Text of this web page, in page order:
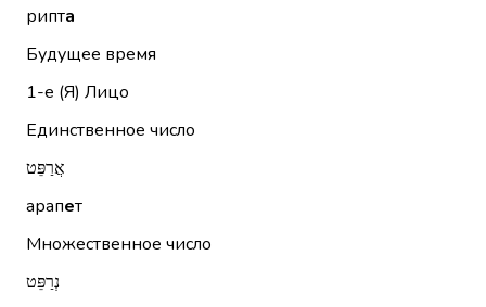
рипта
Будущее время
1-е (Я) Лицо
Единственное число
אֲרַפֵּט
арапет
Множественное число
נְרַפֵּט